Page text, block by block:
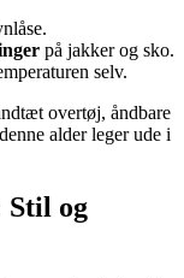
på jakker og sko.
selv.
overtøj, åndbare
alder leger ude i
Stil og